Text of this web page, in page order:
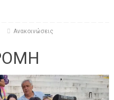
Ανακοινώσεις